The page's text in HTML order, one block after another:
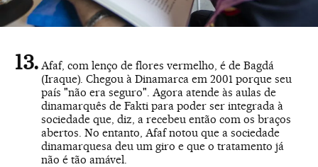
Afaf, com lenço de flores vermelho, é de Bagdá
(Iraque). Chegou à Dinamarca em 2001 porque seu
país "não era seguro". Agora atende às aulas de
dinamarquês de Fakti para poder ser integrada à
sociedade que, diz, a recebeu então com os braços
abertos. No entanto, Afaf notou que a sociedade
dinamarquesa deu um giro e que o tratamento já
não é tão amável.